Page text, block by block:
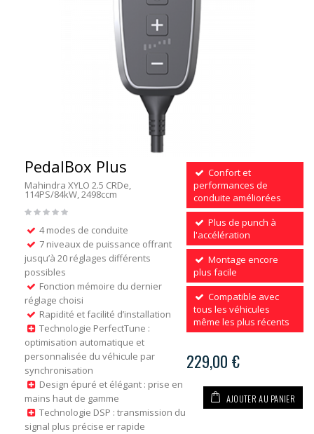
PedalBox Plus
Mahindra XYLO 2.5 CRDe,
114PS/84kW, 2498ccm
4 modes de conduite
7 niveaux de puissance offrant
jusqu’à 20 réglages différents
possibles
Fonction mémoire du dernier
réglage choisi
Rapidité et facilité d’installation
Technologie PerfectTune :
optimisation automatique et
personnalisée du véhicule par
synchronisation
Design épuré et élégant : prise en
mains haut de gamme
Technologie DSP : transmission du
signal plus précise er rapide
Confort et
performances de
conduite améliorées
Plus de punch à
l'accélération
Montage encore
plus facile
Compatible avec
tous les véhicules
même les plus récents
229,00 €
AJOUTER AU PANIER